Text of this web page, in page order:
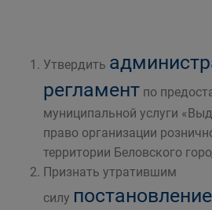
Утвердить
регламент по
муниципальной услуги
право организации
территории Беловского
Признать утратившим
силу постановление